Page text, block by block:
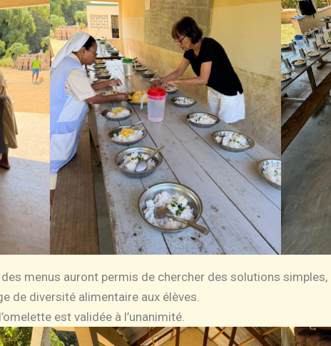
menus auront permis de chercher des solutions
de diversité alimentaire aux élèves.
est validée à l’unanimité.